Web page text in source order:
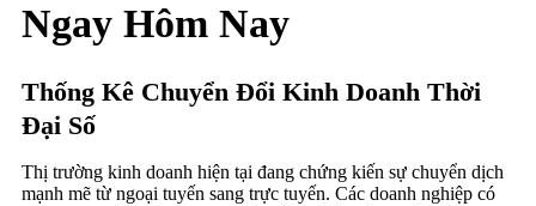
Ngay Hôm Nay
Thống Kê Chuyển Đổi Kinh Doanh Thời
Đại Số
Thị trường kinh doanh hiện tại đang chứng kiến sự chuyển dịch
mạnh mẽ từ ngoại tuyến sang trực tuyến. Các doanh nghiệp có